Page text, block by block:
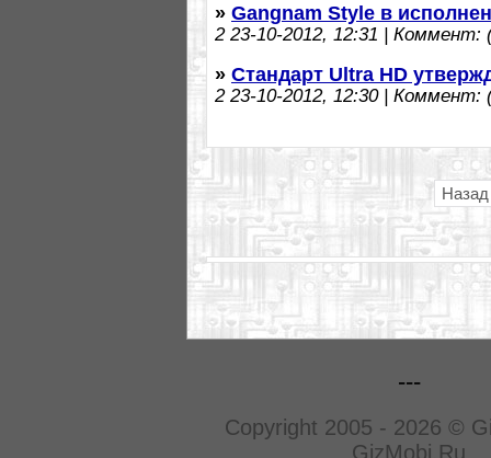
» Gangnam Style в
223-10-2012, 12:31 | Коммент:
» Стандарт Ultra HD
223-10-2012, 12:30 | Коммент:
Назад
---
Copyright 2005 - 2026 ©
GizMobi.Ru